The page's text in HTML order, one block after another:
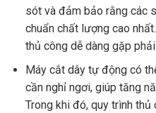
sót và đảm bảo rằng các
chuẩn chất lượng cao
thủ công dễ dàng gặp
Máy cắt dây tự động có
cần nghỉ ngơi, giúp tăng
Trong khi đó, quy trình